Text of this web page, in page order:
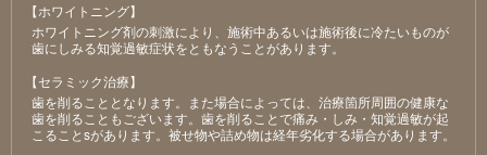
【ホワイトニング】
ホワイトニング剤の刺激により、施術中あるいは施術後に冷たいものが
⻭にしみる知覚過敏症状をともなうことがあります。
【セラミック治療】
⻭を削ることとなります。また場合によっては、治療箇所周囲の健康な
⻭を削ることもございます。⻭を削ることで痛み・しみ・知覚過敏が起
こることsがあります。被せ物や詰め物は経年劣化する場合があります。